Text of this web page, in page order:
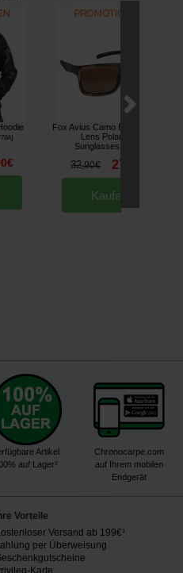
]
€
Fox Avius Camo Black Brown
Lens Polarized
Sunglasses
32,90€ 27
Kaufen
Artikel
auf Lager³
Chronocarpe.com
auf Ihrem mobilen
Endgerät
Ihre Vorteile
Versand ab 199€¹
per Überweisung